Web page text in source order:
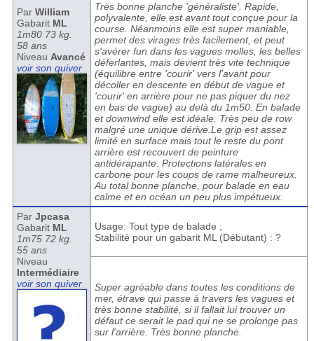
Par William
Gabarit ML
1m80 73 kg.
58 ans
Niveau Avancé
voir son quiver
Très bonne planche 'généraliste'. Rapide,
polyvalente, elle est avant tout conçue pour la
course. Néanmoins elle est super maniable,
permet des virages très facilement, et peut
s'avérer fun dans les vagues molles, les belles
déferlantes, mais devient très vite technique
(équilibre entre 'courir' vers l'avant pour
décoller en descente en début de vague et
'courir' en arrière pour ne pas piquer du nez
en bas de vague) au delà du 1m50. En balade
et downwind elle est idéale. Très peu de row
malgré une unique dérive.Le grip est assez
limité en surface mais tout le reste du pont
arrière est recouvert de peinture
antidérapante. Protections latérales en
carbone pour les coups de rame malheureux.
Au total bonne planche, pour balade en eau
calme et en océan un peu plus impétueux.
Par Jpcasa
Gabarit ML
1m75 72 kg.
55 ans
Niveau
Intermédiaire
voir son quiver
Usage: Tout type de balade ;
Stabilité pour un gabarit ML (Débutant) : ?
Super agréable dans toutes les conditions de
mer, étrave qui passe à travers les vagues et
très bonne stabilité, si il fallait lui trouver un
défaut ce serait le pad qui ne se prolonge pas
sur l'arrière. Très bonne planche.